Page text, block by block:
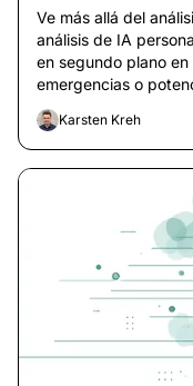
Ve más allá del
análisis de IA
en segundo plano
emergencias o
Karsten Kreh